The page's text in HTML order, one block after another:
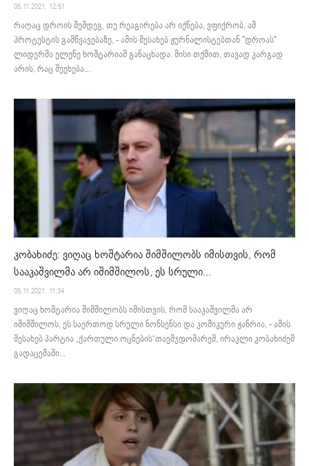
05.11.2021. 12:51
რაღაც დროის შემდეგ, თუ რეაგირება არ იქნება, ვფიქრობ, ამ
პროტესტის გამწვავებაზე, - ამის შესახებ ჟურნალისტებთან "დროას"
ლიდერმა ელენე ხოშტარიამ განაცხადა. მისი თქმით, თავად კარგად
არის, რაც შეეხება...
კობახიძე: ვიღაც ხოშტარია შიმშილობს იმისთვის, რომ
სააკაშვილმა არ იშიმშილოს, ეს სრული...
05.11.2021. 11:34
ვიღაც ხოშტარია შიმშილობს იმისთვის, რომ სააკაშვილმა არ
იშიმშილოს, ეს საერთოდ სრული ნონსენსი და კომიკური ჟანრია, - ამის
შესახებ პარტია „ქართული ოცნების“თავმჯდომარემ, ირაკლი კობახიძემ
გადაცემაში...